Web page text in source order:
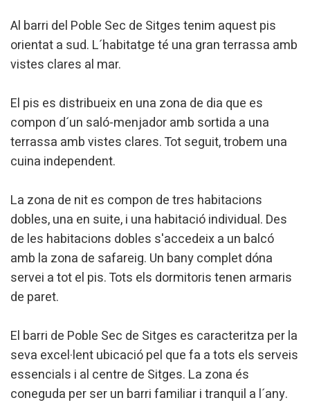
Al barri del Poble Sec de Sitges tenim aquest pis
orientat a sud. L´habitatge té una gran terrassa amb
vistes clares al mar.
El pis es distribueix en una zona de dia que es
compon d´un saló-menjador amb sortida a una
terrassa amb vistes clares. Tot seguit, trobem una
cuina independent.
La zona de nit es compon de tres habitacions
dobles, una en suite, i una habitació individual. Des
de les habitacions dobles s'accedeix a un balcó
amb la zona de safareig. Un bany complet dóna
servei a tot el pis. Tots els dormitoris tenen armaris
de paret.
El barri de Poble Sec de Sitges es caracteritza per la
seva excel·lent ubicació pel que fa a tots els serveis
essencials i al centre de Sitges. La zona és
coneguda per ser un barri familiar i tranquil a l´any.
Modificar cookies
Tècniques i funcionals
informació amb la finalitat de millorar els nostres serveis.
Si continua navegant, suposa l'acceptació de la instal·lació
de les mateixes. L'usuari té la possibilitat de configurar el
navegador podent, si així ho desitja, impedir que siguin
compte que aquesta acció podrà ocasionar dificultats de
Analítiques i personalització
Permeten fer el seguiment i l'anàlisi del comportament
dels usuaris d'aquest lloc web. La informació recollida
mitjançant aquest tipus de cookies s'utilitza en el
mesurament de l'activitat del web per a l'elaboració de
perfils de navegació dels usuaris per introduir millores en
funció de l'anàlisi de les dades d'ús que fan els usuaris del
servei. Permeten desar la informació de preferència de